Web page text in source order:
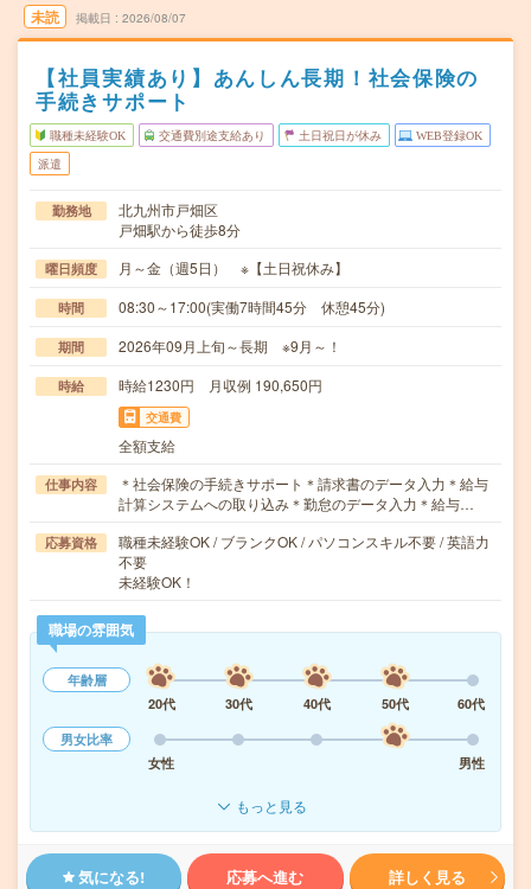
未読 掲載日 2026/08/07
【社員実績あり】あんしん長期！社会保険の
手続きサポート
職種未経験OK 交通費別途支給あり 土日祝日が休み WEB登録OK
派遣
勤務地
北九州市戸畑区
戸畑駅から徒歩8分
曜日頻度 月～金（週5日） ※【土日祝休み】
時間 08:30～17:00(実働7時間45分 休憩45分)
期間 2026年09月上旬～長期 ※9月～！
時給 時給1230円 月収例 190,650円
交通費
全額支給
仕事内容
＊社会保険の手続きサポート＊請求書のデータ入力＊給与
計算システムへの取り込み＊勤怠のデータ入力＊給与…
応募資格
職種未経験OK / ブランクOK / パソコンスキル不要 / 英語力
不要
未経験OK！
職場の雰囲気
年齢層
20代
30代 40代 50代
60代
男女比率
女性
男性
もっと見る
気になる! 応募へ進む 詳しく見る